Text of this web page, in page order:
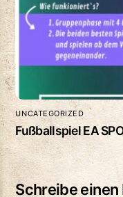
UNCATEGORIZED
Fußballspiel EA
Schreibe